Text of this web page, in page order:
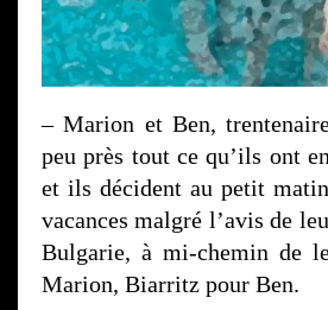
– Marion et Ben,
peu près tout ce qu’ils ont
et ils décident au petit
vacances malgré l’avis de
Bulgarie, à mi-chemin de
Marion, Biarritz pour Ben.